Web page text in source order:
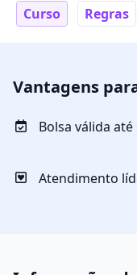
Curso Regras
Vantagens
Bolsa válida
Atendimento